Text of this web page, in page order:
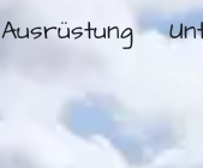
Ausrüstung